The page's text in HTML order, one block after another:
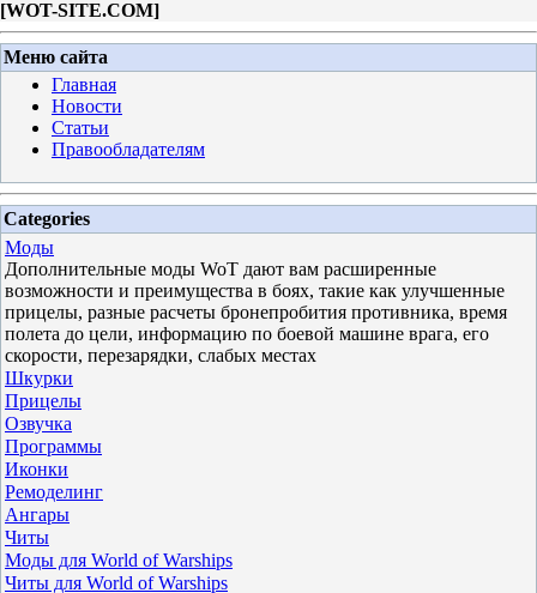
[WOT-SITE.COM]
Меню сайта
Главная
Новости
Статьи
Правообладателям
Categories
Моды
Дополнительные моды WoT дают вам расширенные
возможности и преимущества в боях, такие как улучшенные
прицелы, разные расчеты бронепробития противника, время
полета до цели, информацию по боевой машине врага, его
скорости, перезарядки, слабых местах
Шкурки
Прицелы
Озвучка
Программы
Иконки
Ремоделинг
Ангары
Читы
Моды для World of Warships
Читы для World of Warships